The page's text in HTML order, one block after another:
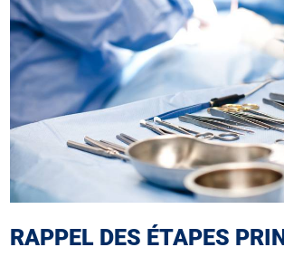
RAPPEL DES ÉTAPES